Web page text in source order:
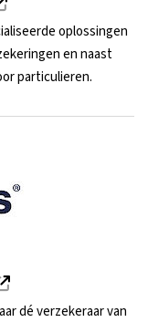
oplossingen
en naast
particulieren.
dé verzekeraar van